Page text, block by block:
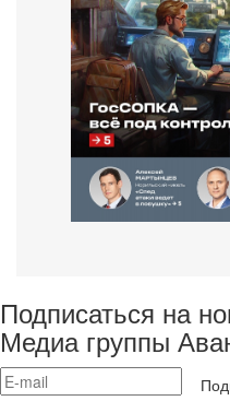
Подписаться на
Медиа группы